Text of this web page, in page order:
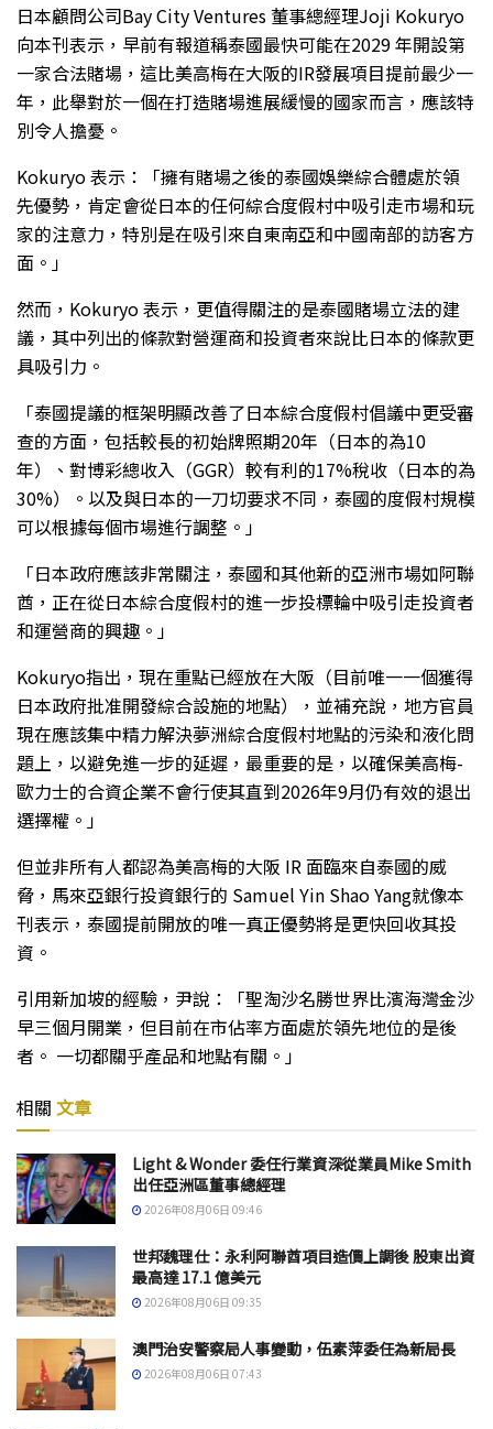
日本顧問公司Bay City Ventures 董事總經理Joji Kokuryo
向本刊表示，早前有報道稱泰國最快可能在2029 年開設第
一家合法賭場，這比美高梅在大阪的IR發展項目提前最少一
年，此舉對於一個在打造賭場進展緩慢的國家而言，應該特
別令人擔憂。
Kokuryo 表示：「擁有賭場之後的泰國娛樂綜合體處於領
先優勢，肯定會從日本的任何綜合度假村中吸引走市場和玩
家的注意力，特別是在吸引來自東南亞和中國南部的訪客方
面。」
然而，Kokuryo 表示，更值得關注的是泰國賭場立法的建
議，其中列出的條款對營運商和投資者來說比日本的條款更
具吸引力。
「泰國提議的框架明顯改善了日本綜合度假村倡議中更受審
查的方面，包括較長的初始牌照期20年（日本的為10
年）、對博彩總收入（GGR）較有利的17%稅收（日本的為
30%）。以及與日本的一刀切要求不同，泰國的度假村規模
可以根據每個市場進行調整。」
「日本政府應該非常關注，泰國和其他新的亞洲市場如阿聯
酋，正在從日本綜合度假村的進一步投標輪中吸引走投資者
和運營商的興趣。」
Kokuryo指出，現在重點已經放在大阪（目前唯一一個獲得
日本政府批准開發綜合設施的地點），並補充說，地方官員
現在應該集中精力解決夢洲綜合度假村地點的污染和液化問
題上，以避免進一步的延遲，最重要的是，以確保美高梅-
歐力士的合資企業不會行使其直到2026年9月仍有效的退出
選擇權。」
但並非所有人都認為美高梅的大阪 IR 面臨來自泰國的威
脅，馬來亞銀行投資銀行的 Samuel Yin Shao Yang就像本
刊表示，泰國提前開放的唯一真正優勢將是更快回收其投
資。
引用新加坡的經驗，尹說：「聖淘沙名勝世界比濱海灣金沙
早三個月開業，但目前在市佔率方面處於領先地位的是後
者。 一切都關乎產品和地點有關。」
相關 文章
Light & Wonder 委任行業資深從業員Mike Smith
出任亞洲區董事總經理
2026年08月06日 09:46
世邦魏理仕：永利阿聯酋項目造價上調後 股東出資
最高達 17.1 億美元
2026年08月06日 09:35
澳門治安警察局人事變動，伍素萍委任為新局長
2026年08月06日 07:43